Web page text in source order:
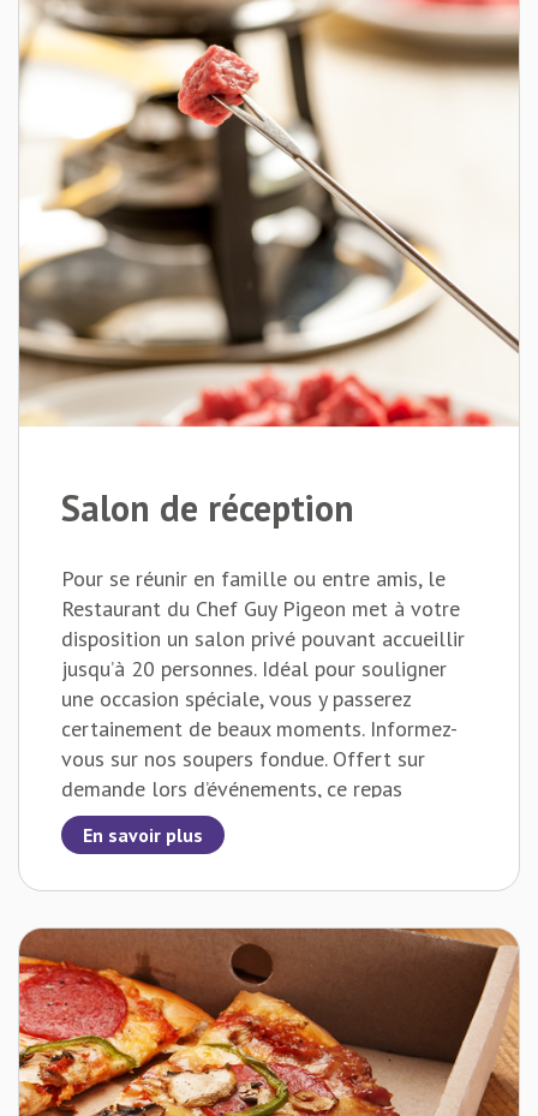
Salon de réception
Pour se réunir en famille ou entre amis, le
Restaurant du Chef Guy Pigeon met à votre
disposition un salon privé pouvant accueillir
jusqu’à 20 personnes. Idéal pour souligner
une occasion spéciale, vous y passerez
certainement de beaux moments. Informez-
vous sur nos soupers fondue. Offert sur
demande lors d’événements, ce repas
convivial est toujours apprécié.
En savoir plus